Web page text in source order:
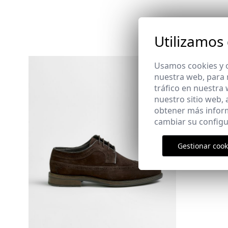
CAMISA
29,95 € /
3XL
Utilizamos
Usamos cookies
nuestra web, para
tráfico en nuestra
nuestro sitio web,
obtener más
cambiar su
Gestionar